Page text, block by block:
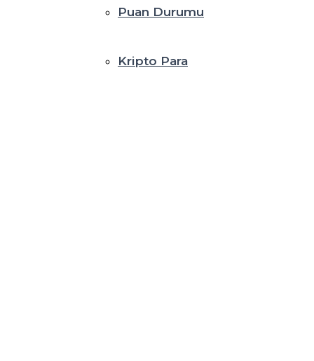
Puan Durumu
Kripto Para